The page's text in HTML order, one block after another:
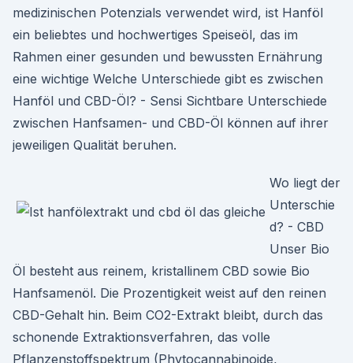
medizinischen Potenzials verwendet wird, ist Hanföl
ein beliebtes und hochwertiges Speiseöl, das im
Rahmen einer gesunden und bewussten Ernährung
eine wichtige Welche Unterschiede gibt es zwischen
Hanföl und CBD-Öl? - Sensi Sichtbare Unterschiede
zwischen Hanfsamen- und CBD-Öl können auf ihrer
jeweiligen Qualität beruhen.
Wo liegt der
Unterschie
d? - CBD
Unser Bio
Öl besteht aus reinem, kristallinem CBD sowie Bio
Hanfsamenöl. Die Prozentigkeit weist auf den reinen
CBD-Gehalt hin. Beim CO2-Extrakt bleibt, durch das
schonende Extraktionsverfahren, das volle
Pflanzenstoffspektrum (Phytocannabinoide,